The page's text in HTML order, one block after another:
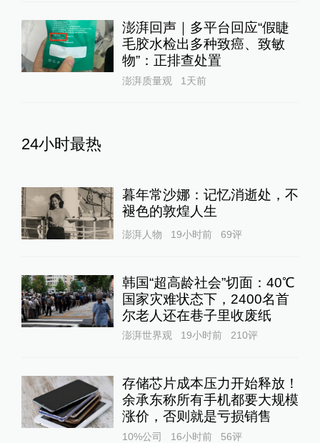
澎湃回声｜多平台回应“假睫
毛胶水检出多种致癌、致敏
物”：正排查处置
澎湃质量观 1天前
24小时最热
暮年常沙娜：记忆消逝处，不
褪色的敦煌人生
澎湃人物 19小时前 69评
韩国“超高龄社会”切面：40℃
国家灾难状态下，2400名首
尔老人还在巷子里收废纸
澎湃世界观 19小时前 210评
存储芯片成本压力开始释放！
余承东称所有手机都要大规模
涨价，否则就是亏损销售
10%公司 16小时前 56评